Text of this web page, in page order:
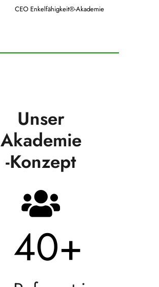
CEO Enkelfähigkeit®-Akademie
Unser
Akademie
-Konzept
40+